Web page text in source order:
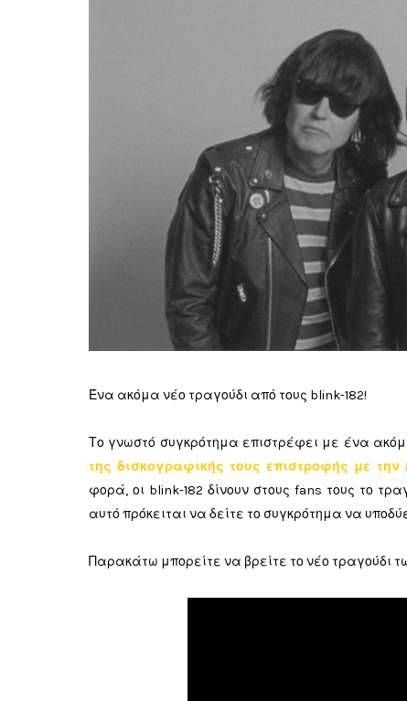
Ένα ακόμα νέο τραγούδι από τους blink-182!
Το γνωστό συγκρότημα επιστρέφει με ένα
της δισκογραφικής τους επιστροφής με την
φορά, οι blink-182 δίνουν στους fans τους το
αυτό πρόκειται να δείτε το συγκρότημα να
Παρακάτω μπορείτε να βρείτε το νέο τραγούδι